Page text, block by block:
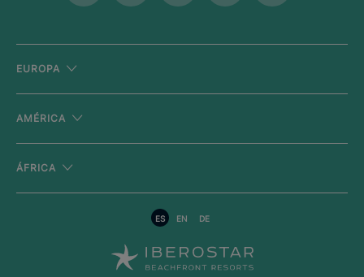
EUROPA
AMÉRICA
ÁFRICA
ES EN DE